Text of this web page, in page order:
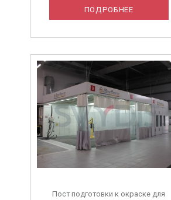
ПОДРОБНЕЕ
Пост подготовки к окраске для